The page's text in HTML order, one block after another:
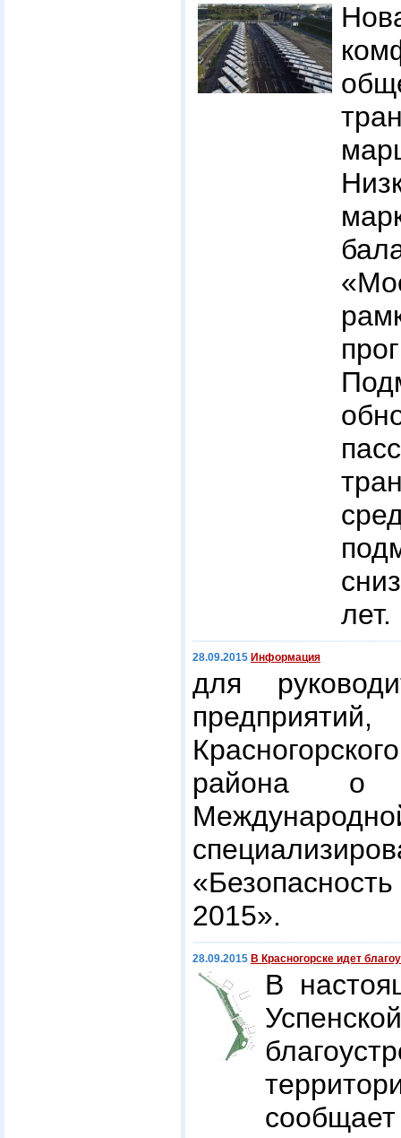
лет.
28.09.2015 Информация
для
района о
2015».
28.09.2015 В Красногорске идет
В